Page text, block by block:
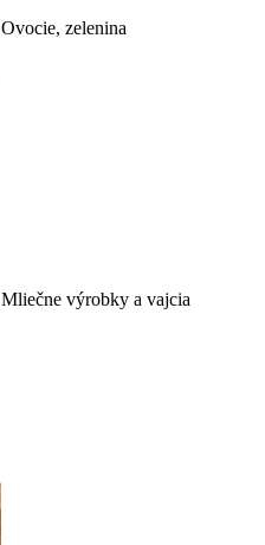
Ovocie, zelenina
Mliečne výrobky a vajcia